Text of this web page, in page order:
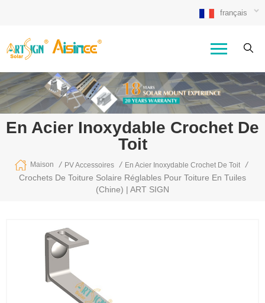
français
En Acier Inoxydable Crochet De
Toit
Maison / PV Accessoires / En Acier Inoxydable Crochet De Toit
/
Crochets De Toiture Solaire Réglables Pour Toiture En Tuiles
(Chine) | ART SIGN